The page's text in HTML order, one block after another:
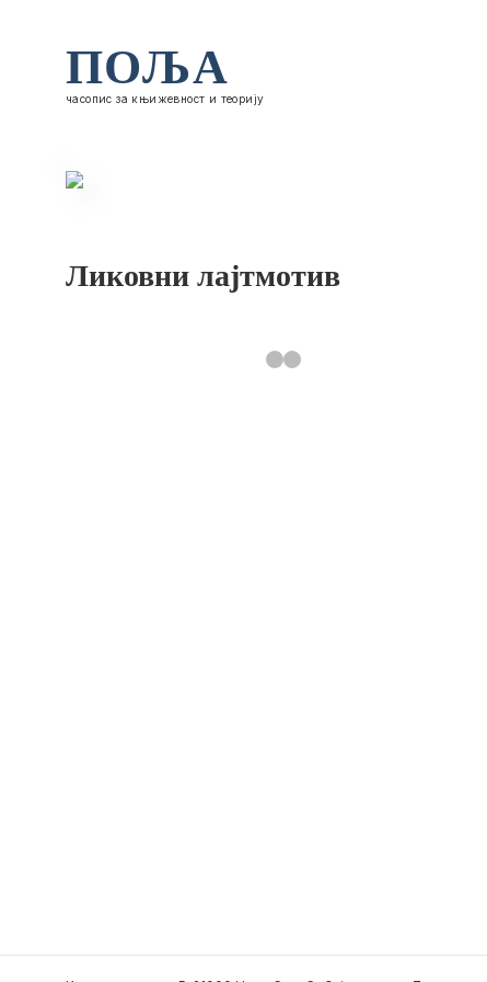
ПОЉА
часопис за књижевност и теорију
Ликовни лајтмотив